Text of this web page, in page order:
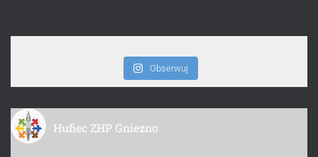
Obserwuj
Hufiec ZHP Gniezno